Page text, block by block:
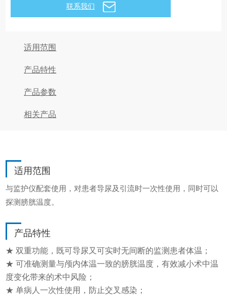
联系我们
适用范围
产品特性
产品参数
相关产品
适用范围
与监护仪配套使用，对患者导尿及引流时一次性使用，同时可以
探测膀胱温度。
产品特性
★ 双重功能，既可导尿又可实时无间断的监测患者体温；
★ 可准确测量与颅内体温一致的膀胱温度，有效减小术中温
度变化带来的术中风险；
★ 单病人一次性使用，防止交叉感染；